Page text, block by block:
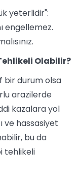
yeterlidir":
engellemez.
Olabilir?
bir durum olsa
arazilerde
kazalara yol
ve hassasiyet
bu da
tehlikeli